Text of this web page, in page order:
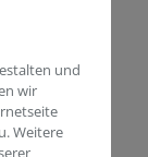
über
zu
in Obst-
und
wir
Weitere